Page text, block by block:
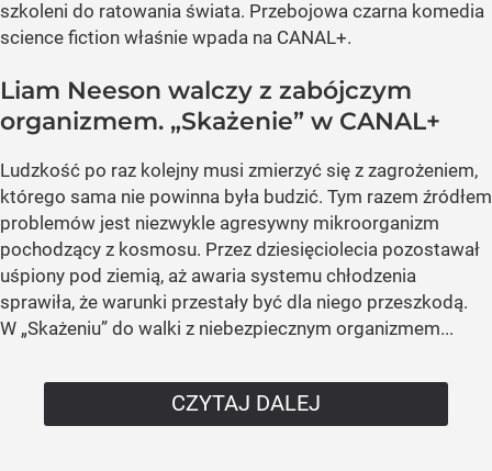
szkoleni do ratowania świata. Przebojowa czarna komedia
science fiction właśnie wpada na CANAL+.
Liam Neeson walczy z zabójczym
organizmem. „Skażenie” w CANAL+
Ludzkość po raz kolejny musi zmierzyć się z zagrożeniem,
którego sama nie powinna była budzić. Tym razem źródłem
problemów jest niezwykle agresywny mikroorganizm
pochodzący z kosmosu. Przez dziesięciolecia pozostawał
uśpiony pod ziemią, aż awaria systemu chłodzenia
sprawiła, że warunki przestały być dla niego przeszkodą.
W „Skażeniu” do walki z niebezpiecznym organizmem...
CZYTAJ DALEJ